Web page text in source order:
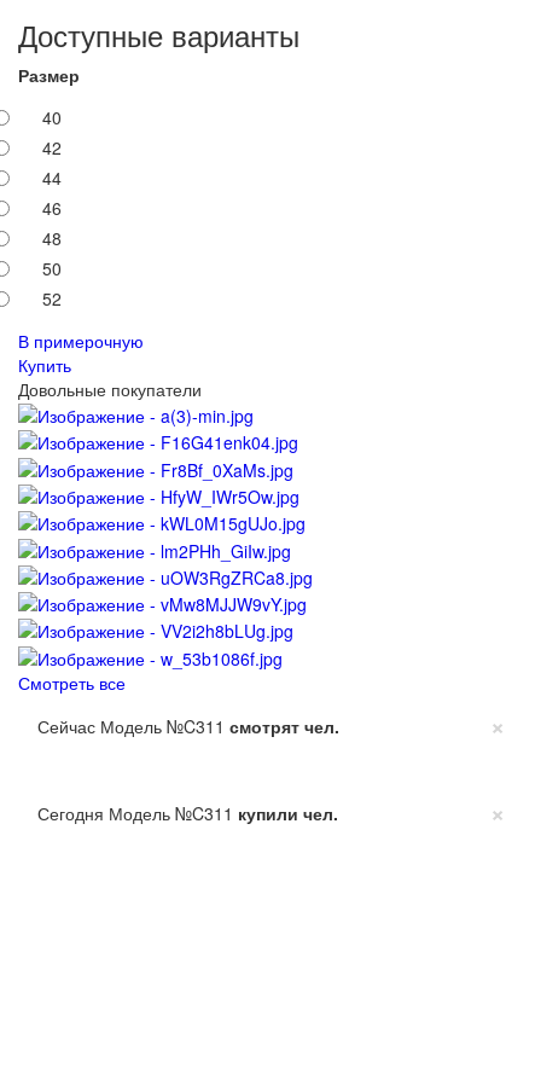
Доступные варианты
Размер
40
42
44
46
48
50
52
В примерочную
Купить
Довольные покупатели
Смотреть все
×
Сейчас Модель №C311 смотрят чел.
×
Сегодня Модель №C311 купили чел.